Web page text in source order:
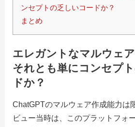
ンセプトの乏しいコードか？
まとめ
エレガントなマルウェア
それとも単にコンセプ
ドか？
ChatGPTのマルウェア作成能力は
ビュー当時は、このプラットフォ